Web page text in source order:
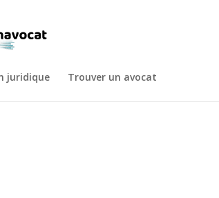
juridique Trouver un avocat